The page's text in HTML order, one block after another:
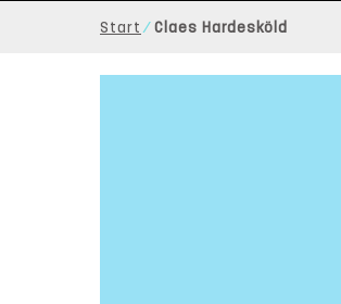
Start Claes Hardesköld